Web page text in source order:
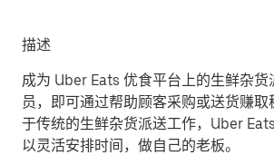
描述
成为 Uber Eats 优食平台上的生鲜杂货
员，即可通过帮助顾客采购或送货赚取
于传统的生鲜杂货派送工作，Uber
以灵活安排时间，做自己的老板。